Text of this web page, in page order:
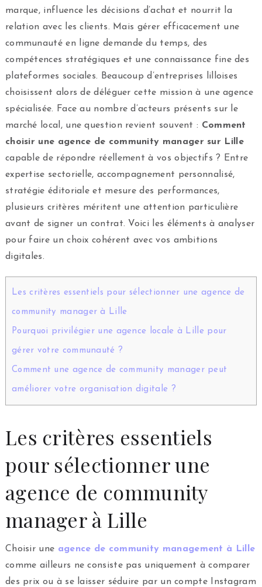
marque, influence les décisions d’achat et nourrit la
relation avec les clients. Mais gérer efficacement une
communauté en ligne demande du temps, des
compétences stratégiques et une connaissance fine des
plateformes sociales. Beaucoup d’entreprises lilloises
choisissent alors de déléguer cette mission à une agence
spécialisée. Face au nombre d’acteurs présents sur le
marché local, une question revient souvent : Comment
choisir une agence de community manager sur Lille
capable de répondre réellement à vos objectifs ? Entre
expertise sectorielle, accompagnement personnalisé,
stratégie éditoriale et mesure des performances,
plusieurs critères méritent une attention particulière
avant de signer un contrat. Voici les éléments à analyser
pour faire un choix cohérent avec vos ambitions
digitales.
Les critères essentiels pour sélectionner une agence de
community manager à Lille
Pourquoi privilégier une agence locale à Lille pour
gérer votre communauté ?
Comment une agence de community manager peut
améliorer votre organisation digitale ?
Les critères essentiels
pour sélectionner une
agence de community
manager à Lille
Choisir une agence de community management à Lille
comme ailleurs ne consiste pas uniquement à comparer
des prix ou à se laisser séduire par un compte Instagram